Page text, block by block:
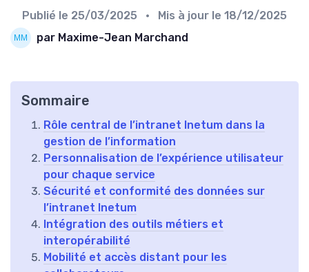
Publié le 25/03/2025 • Mis à jour le 18/12/2025
par Maxime-Jean Marchand
Sommaire
Rôle central de l’intranet Inetum dans la
gestion de l’information
Personnalisation de l’expérience utilisateur
pour chaque service
Sécurité et conformité des données sur
l’intranet Inetum
Intégration des outils métiers et
interopérabilité
Mobilité et accès distant pour les